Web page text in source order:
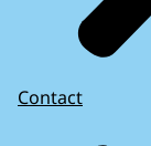
Contact